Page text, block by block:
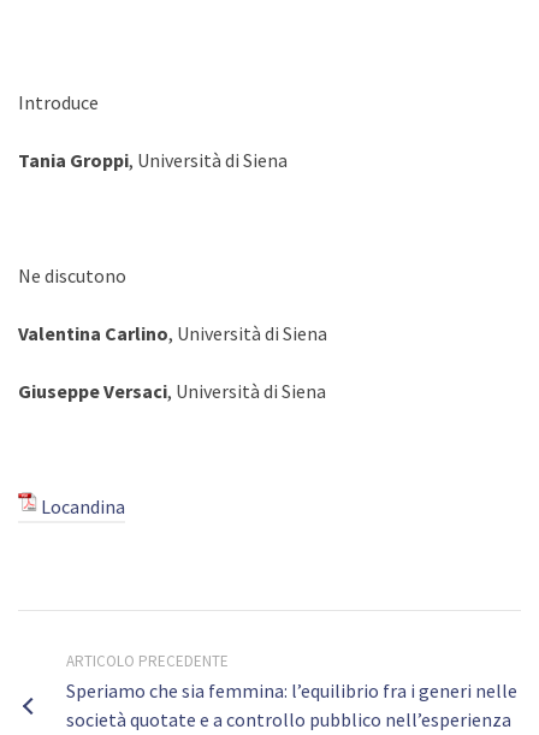
Introduce
Tania Groppi, Università di Siena
Ne discutono
Valentina Carlino, Università di Siena
Giuseppe Versaci, Università di Siena
Locandina
ARTICOLO PRECEDENTE
Speriamo che sia femmina: l’equilibrio fra i generi nelle
società quotate e a controllo pubblico nell’esperienza